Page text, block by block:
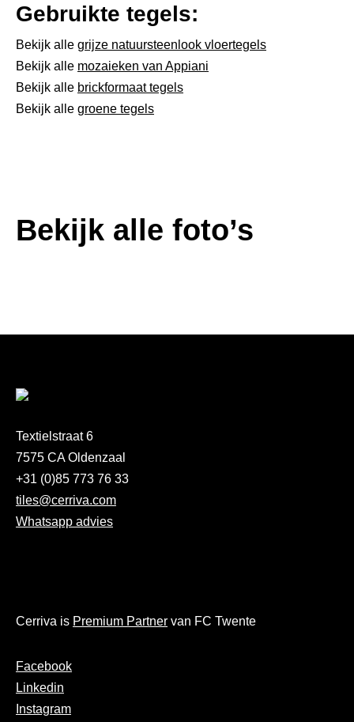
Gebruikte tegels:
Bekijk alle grijze natuursteenlook vloertegels
Bekijk alle mozaieken van Appiani
Bekijk alle brickformaat tegels
Bekijk alle groene tegels
Bekijk alle foto’s
Textielstraat 6
7575 CA Oldenzaal
+31 (0)85 773 76 33
tiles@cerriva.com
Whatsapp advies
Cerriva is Premium Partner van FC Twente
Facebook
Linkedin
Instagram